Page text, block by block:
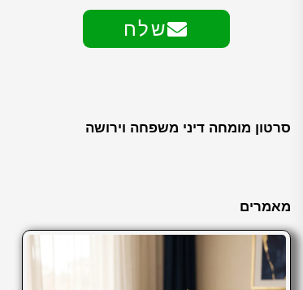
שלח
סרטון מומחה דיני משפחה וירושה
מאמרים